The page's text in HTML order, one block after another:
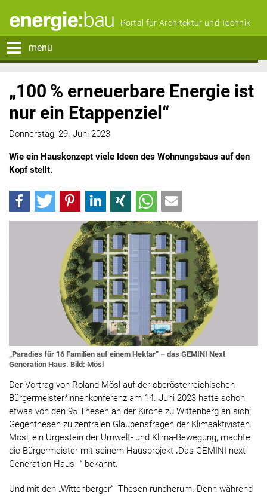
Portal für Architektur und Technik
menu
„100 % erneuerbare Energie ist
nur ein Etappenziel“
Donnerstag, 29. Juni 2023
Wie ein Hauskonzept viele Ideen des Wohnungsbaus auf den
Kopf stellt.
„Paradies für 16 Familien auf einem Hektar“ – das GEMINI Next
Generation Haus. Bild: Mösl
Der Vortrag von Roland Mösl auf der oberösterreichischen
Bürgermeister*innenkonferenz am 14. Juni 2023 hatte schon
etwas von den 95 Thesen an der Kirche zu Wittenberg an sich:
Gegenthesen zu zentralen Glaubensfragen der Klimaaktivisten.
Mösl, ein Urgestein der Umwelt- und Klima-Bewegung, machte
die Bürgermeister mit seinem Hausprojekt „Das GEMINI next
Generation Haus “ bekannt.
Und mit den „Wittenberger“ Thesen rundherum. Denn während